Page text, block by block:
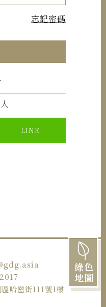
綠色
地圖
忘記密碼
LINE
哈密街111號1樓